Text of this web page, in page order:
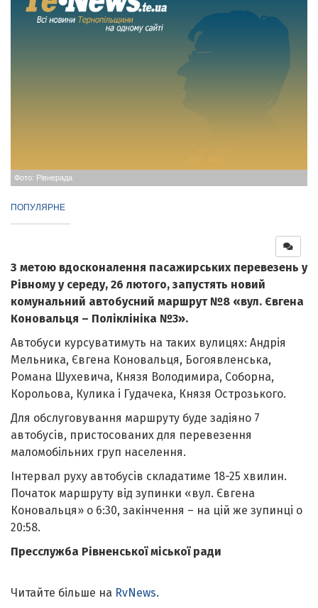
Фото: Рівнерада
ПОПУЛЯРНЕ
З метою вдосконалення пасажирських перевезень у
Рівному у середу, 26 лютого, запустять новий
комунальний автобусний маршрут №8 «вул. Євгена
Коновальця – Поліклініка №3».
Автобуси курсуватимуть на таких вулицях: Андрія
Мельника, Євгена Коновальця, Богоявленська,
Романа Шухевича, Князя Володимира, Соборна,
Корольова, Кулика і Гудачека, Князя Острозького.
Для обслуговування маршруту буде задіяно 7
автобусів, пристосованих для перевезення
маломобільних груп населення.
Інтервал руху автобусів складатиме 18-25 хвилин.
Початок маршруту від зупинки «вул. Євгена
Коновальця» о 6:30, закінчення – на цій же зупинці о
20:58.
Пресслужба Рівненської міської ради
Читайте більше на RvNews.